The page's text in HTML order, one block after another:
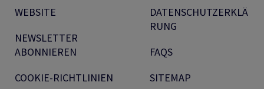
WEBSITE
NEWSLETTER
ABONNIEREN
COOKIE-RICHTLINIEN
DATENSCHUTZERKLÄ
RUNG
FAQS
SITEMAP